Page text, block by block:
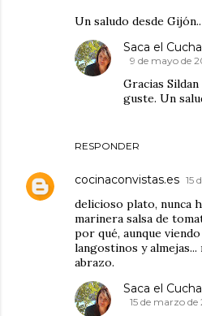
Un saludo desde Gijón..
RESPONDER
Saca el
9 de mayo de
Gracias
guste. Un
cocinaconvistas.es 15
delicioso plato, nunca
marinera salsa de
por qué, aunque
langostinos y
abrazo.
Saca el
15 de marzo de